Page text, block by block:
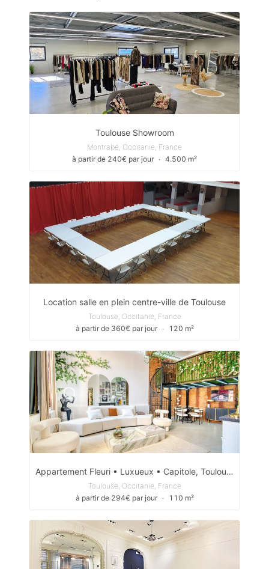
Toulouse Showroom
Montrabé, Occitanie, France
à partir de 240€ par jour ∙ 4.500 m²
Location salle en plein centre-ville de Toulouse
Toulouse, Occitanie, France
à partir de 360€ par jour
∙ 120 m²
Appartement Fleuri • Luxueux • Capitole, Toulouse
Toulouse, Occitanie, France
à partir de 294€ par jour
∙ 110 m²